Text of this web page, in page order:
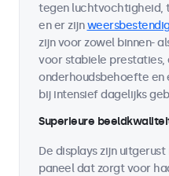
tegen luchtvochtigheid,
en er zijn
zijn voor zowel binnen-
voor stabiele prestaties,
onderhoudsbehoefte en
bij intensief dagelijks
Superieure
De displays zijn
paneel dat zorgt voor